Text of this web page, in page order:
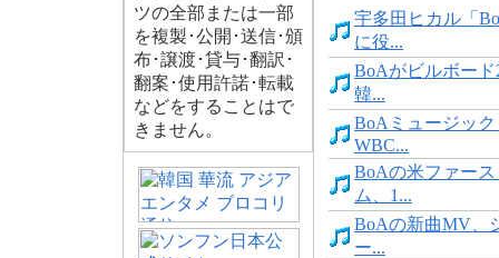
ツの全部または一部
を複製･公開･送信･頒
布･譲渡･貸与･翻訳･
翻案･使用許諾･転載
などをすることはで
きません。
宇多田ヒカル「
に役...
BoAがビルボード
韓...
BoAミュージッ
WBC...
BoAの米ファー
ム、1...
BoAの新曲MV、
ー...